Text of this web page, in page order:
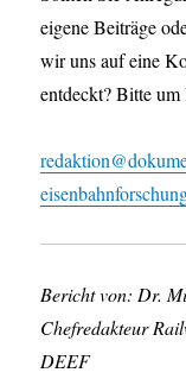
eigene Beiträge
wir uns auf eine
entdeckt? Bitte
Bericht von: Dr.
Chefredakteur
DEEF